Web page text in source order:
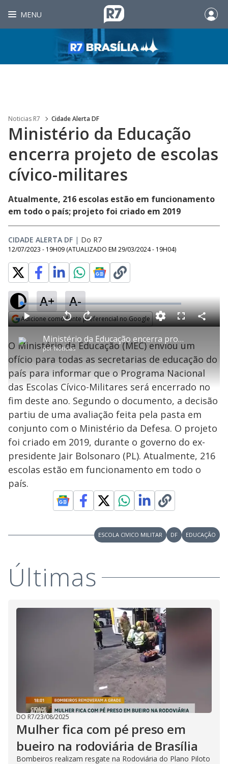
MENU
Noticias R7 Cidade Alerta DF
Ministério da Educação
encerra projeto de escolas
cívico-militares
Atualmente, 216 escolas estão em funcionamento
em todo o país; projeto foi criado em 2019
CIDADE ALERTA DF | Do R7
12/07/2023 - 19H09 (ATUALIZADO EM 29/03/2024 - 19H04)
A+ A-
Adicione como fonte preferencial no Google
P
l
a
y
V
i
d
e
o
Ministério da Educação encerra projeto de escolas cívico-militares
por Notícias
P V
t
a
r
0
e
g
n
d
s
A
a
n
ç
a
1
s
e
u
n
o
s
M
u
d
o
L
o
a
d
e
3
.
3
4
%
F
l
s
c
e
n
C
o
i
l
h
a
O Ministério da Educação (MEC) enviou um
ofício para todas as secretarias de educação do
país para informar que o Programa Nacional
das Escolas Cívico-Militares será encerrado no
fim deste ano. Segundo o documento, a decisão
partiu de uma avaliação feita pela pasta em
conjunto com o Ministério da Defesa. O projeto
foi criado em 2019, durante o governo do ex-
presidente Jair Bolsonaro (PL). Atualmente, 216
escolas estão em funcionamento em todo o
país.
ESCOLA CIVICO MILITAR DF EDUCAÇÃO
Últimas
DO R7/23/08/2025
Mulher fica com pé preso em
bueiro na rodoviária de Brasília
Bombeiros realizam resgate na Rodoviária do Plano Piloto